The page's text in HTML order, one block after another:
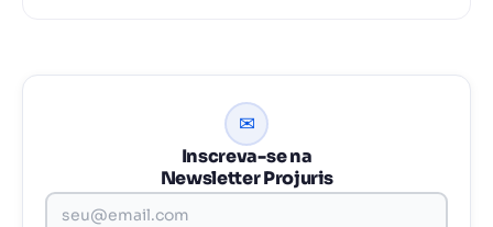
✉
Inscreva-se na
Newsletter Projuris